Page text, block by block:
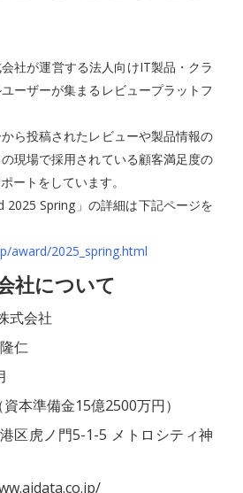
社が運営する法人向けIT製品・クラ
ーザーが集まるレビュープラットフ
ら投稿されたレビューや製品情報の
現場で採用されている顧客満足度の
ートをしています。
2025 Spring」の詳細は下記ページを
award/2025_spring.html
社について
式会社
仁
本準備金15億2500万円）
区虎ノ門5-1-5 メトロシティ神